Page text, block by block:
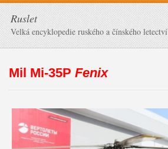
Ruslet
Velká encyklopedie ruského a čínského letectví
Mil Mi-35P Fenix